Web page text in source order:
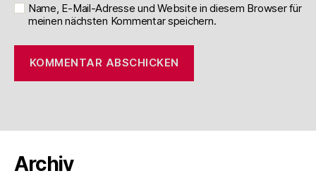
Name, E-Mail-Adresse und Website in diesem Browser für
meinen nächsten Kommentar speichern.
Archiv